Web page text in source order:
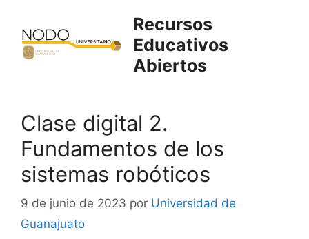
contenido
Recursos
Educativos
Abiertos
Clase digital 2.
Fundamentos de los
sistemas robóticos
9 de junio de 2023 por Universidad de
Guanajuato